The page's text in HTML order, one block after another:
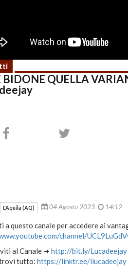
BIDONE QUELLA
L'Aquila (AQ) 04 Agosto 2023 14:12
a questo canale per accedere ai
channel/
al Canale ➜ http://bit.ly/Lucadeejay
tutto: https://linktr.ee/ilucadeejay